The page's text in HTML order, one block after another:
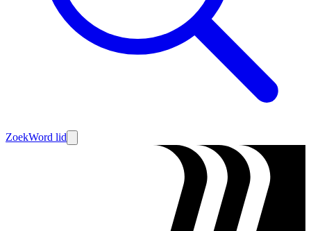
ZoekWord lid